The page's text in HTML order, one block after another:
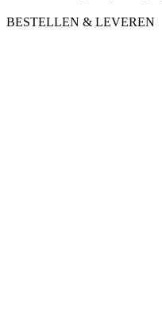
BESTELLEN & LEVEREN